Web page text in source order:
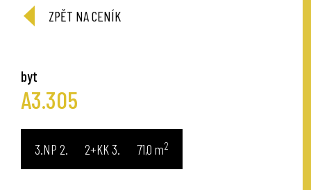
ZPĚT NA CENÍK
byt
A3.305
3.NP 2+KK 71,0 m2